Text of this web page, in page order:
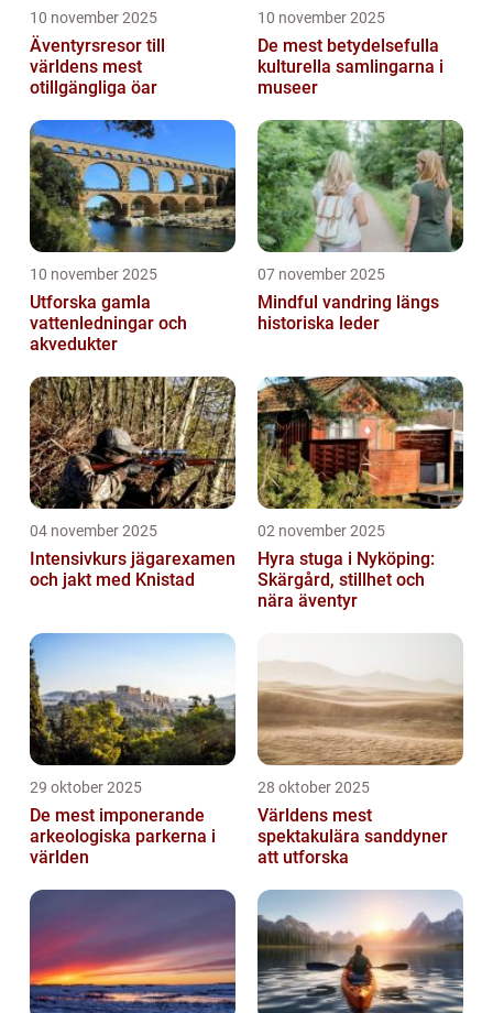
10 november 2025
Äventyrsresor till
världens mest
otillgängliga öar
10 november 2025
De mest betydelsefulla
kulturella samlingarna i
museer
10 november 2025
Utforska gamla
vattenledningar och
akvedukter
07 november 2025
Mindful vandring längs
historiska leder
04 november 2025
Intensivkurs jägarexamen
och jakt med Knistad
02 november 2025
Hyra stuga i Nyköping:
Skärgård, stillhet och
nära äventyr
29 oktober 2025
De mest imponerande
arkeologiska parkerna i
världen
28 oktober 2025
Världens mest
spektakulära sanddyner
att utforska